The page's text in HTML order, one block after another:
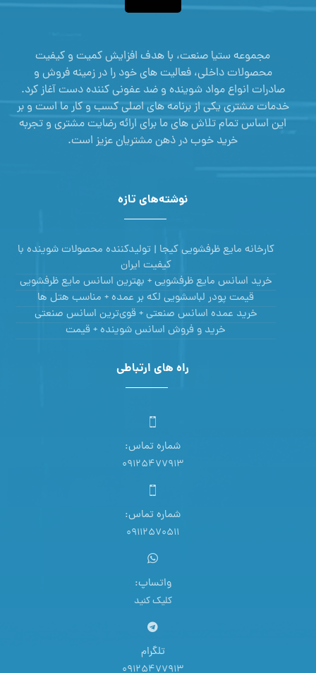
مجموعه ستیا صنعت، با هدف افزایش کمیت و کیفیت
محصولات داخلی، فعالیت های خود را در زمینه فروش و
صادرات انواع مواد شوینده و ضد عفونی کننده دست آغاز کرد.
خدمات مشتری یکی از برنامه های اصلی کسب و کار ما است و بر
این اساس تمام تلاش های ما برای ارائه رضایت مشتری و تجربه
خرید خوب در ذهن مشتریان عزیز است.
نوشته‌های تازه
کارخانه مایع ظرفشویی کیجا | تولیدکننده محصولات شوینده با
کیفیت ایران
خرید اسانس مایع ظرفشویی + بهترین اسانس مایع ظرفشویی
قیمت پودر لباسشویی لکه بر عمده + مناسب هتل ها
خرید عمده اسانس صنعتی + قوی‌ترین اسانس‌ صنعتی
خرید و فروش اسانس شوینده + قیمت
راه های ارتباطی
شماره تماس:
09125477913
شماره تماس:
09112570511
واتساپ:
کلیک کنید
تلگرام
09125477913